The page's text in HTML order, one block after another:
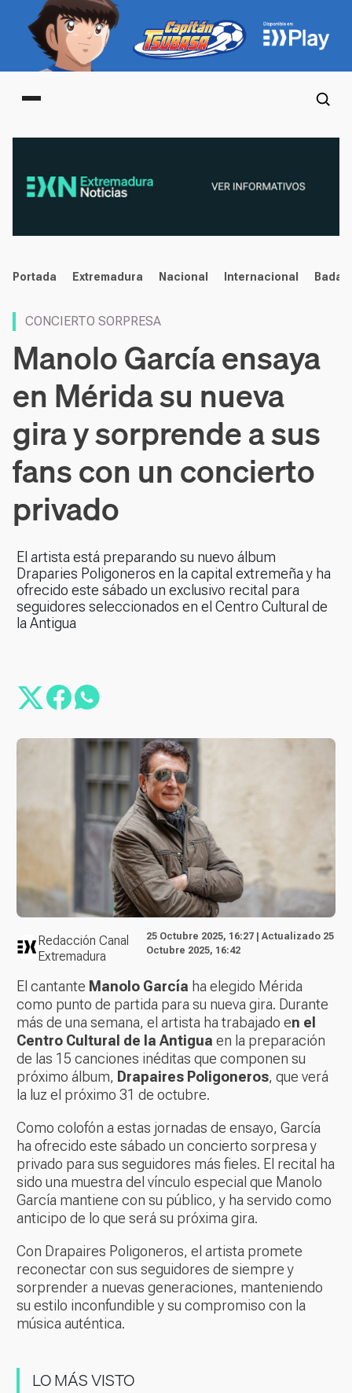
Main menu
noticias
Portada Extremadura Nacional Internacional
CONCIERTO SORPRESA
Manolo García ensaya
en Mérida su nueva
gira y sorprende a sus
fans con un concierto
privado
El artista está preparando su nuevo álbum
Draparies Poligoneros en la capital extremeña y ha
ofrecido este sábado un exclusivo recital para
seguidores seleccionados en el Centro Cultural de
la Antigua
Redacción Canal
Extremadura
25 Octubre 2025, 16:27 | Actualizado 25
Octubre 2025, 16:42
El cantante Manolo García ha elegido Mérida
como punto de partida para su nueva gira. Durante
más de una semana, el artista ha trabajado en el
Centro Cultural de la Antigua en la preparación
de las 15 canciones inéditas que componen su
próximo álbum, Drapaires Poligoneros, que verá
la luz el próximo 31 de octubre.
Como colofón a estas jornadas de ensayo, García
ha ofrecido este sábado un concierto sorpresa y
privado para sus seguidores más fieles. El recital ha
sido una muestra del vínculo especial que Manolo
García mantiene con su público, y ha servido como
anticipo de lo que será su próxima gira.
Con Drapaires Poligoneros, el artista promete
reconectar con sus seguidores de siempre y
sorprender a nuevas generaciones, manteniendo
su estilo inconfundible y su compromiso con la
música auténtica.
LO MÁS VISTO